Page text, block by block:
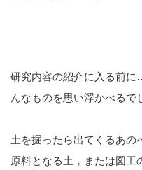
研究内容の紹介に入る前に
んなものを思い浮かべるで
土を掘ったら出てくるあの
原料となる土，または図工